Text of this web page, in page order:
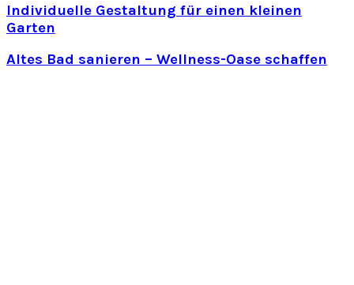
Individuelle Gestaltung für einen kleinen
Garten
Altes Bad sanieren – Wellness-Oase schaffen